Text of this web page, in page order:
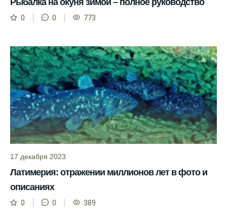
области.
Ожидается хороший улов в январе, с
учетом прогноза клева.
Сезонная таблица активности рыбы
помогает планировать рыбалку в разные
месяцы.
Инструкция по подготовке к рыбалке
учитывает прогноз клева.
Благодаря фазам луны, я всегда могу
выбирать оптимальное время для рыбной
ловли.
Способ предсказать клев рыбы включает в
0 0 773
17 декабря 2023
Латимерия: отражении миллионов лет в фото и
описаниях
0 0 389